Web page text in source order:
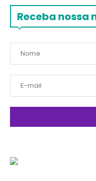
Receba nossa